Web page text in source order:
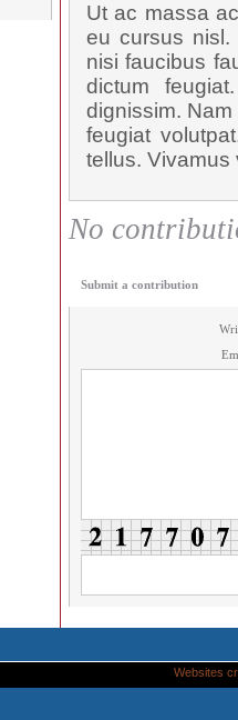
Ut ac massa
eu cursus nisl.
nisi faucibus
dictum
dignissim.
feugiat
tellus. Vivamus
No
Submit a contribution
Websites